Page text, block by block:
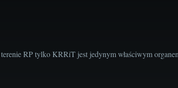
RP tylko KRRiT jest jedynym właściwym